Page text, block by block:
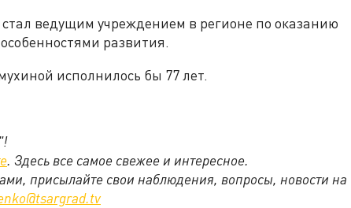
стал ведущим учреждением в регионе по оказанию
развития.
исполнилось бы 77 лет.
. Здесь все самое свежее и интересное.
присылайте свои наблюдения, вопросы, новости на